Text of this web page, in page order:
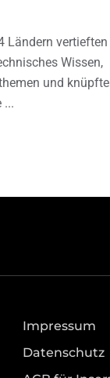
Ländern vertieften
Wissen,
und
Impressum
Datenschutz